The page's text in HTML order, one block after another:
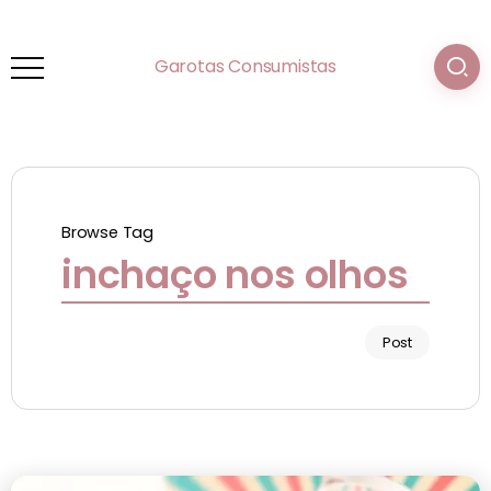
Garotas Consumistas
Browse Tag
inchaço nos olhos
Post